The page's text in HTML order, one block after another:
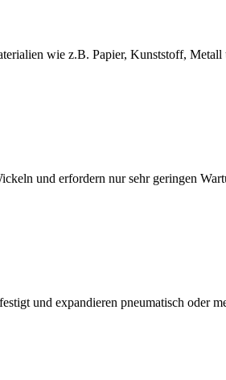
wie z.B. Papier, Kunststoff,
und erfordern nur sehr geringen
und expandieren pneumatisch oder